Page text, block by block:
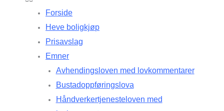
Forside
Heve boligkjøp
Prisavslag
Emner
Avhendingsloven med lovkommentarer
Bustadoppføringslova
Håndverkertjenesteloven med